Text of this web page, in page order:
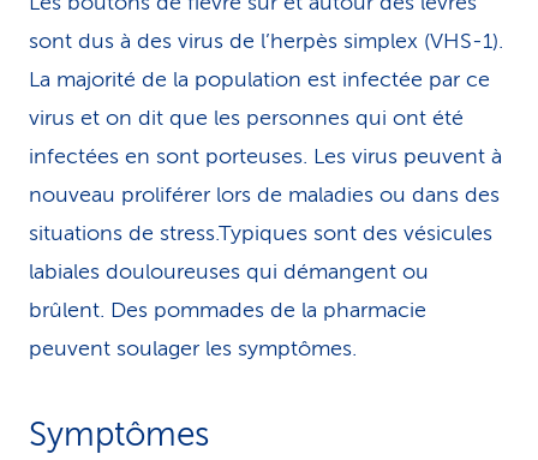
sont dus à des virus de l’herpès simplex (VHS-1).
La majorité de la population est infectée par ce
virus et on dit que les personnes qui ont été
infectées en sont porteuses. Les virus peuvent à
nouveau proliférer lors de maladies ou dans des
situations de stress.Typiques sont des vésicules
labiales douloureuses qui démangent ou
brûlent. Des pommades de la pharmacie
peuvent soulager les symptômes.
Symptômes